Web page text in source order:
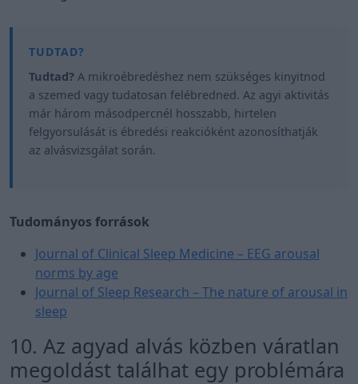
Tudtad? A mikroébredéshez nem szükséges kinyitnod
a szemed vagy tudatosan felébredned. Az agyi aktivitás
már három másodpercnél hosszabb, hirtelen
felgyorsulását is ébredési reakcióként azonosíthatják
az alvásvizsgálat során.
Tudományos források
Journal of Clinical Sleep Medicine – EEG arousal
norms by age
Journal of Sleep Research – The nature of arousal in
sleep
10. Az agyad alvás közben váratlan
megoldást találhat egy problémára